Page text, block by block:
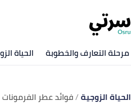
مرحلة التعارف والخطوبة الحياة
الحياة الزوجية فوائد عطر